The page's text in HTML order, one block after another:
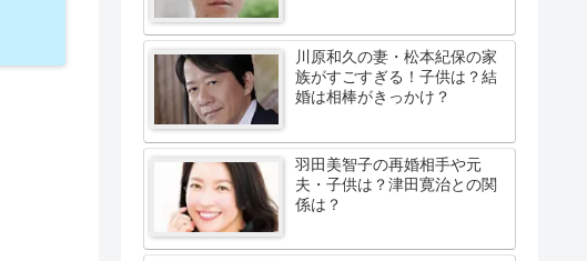
川原和久の妻・松本紀保の家
族がすごすぎる！子供は？結
婚は相棒がきっかけ？
羽田美智子の再婚相手や元
夫・子供は？津田寛治との関
係は？